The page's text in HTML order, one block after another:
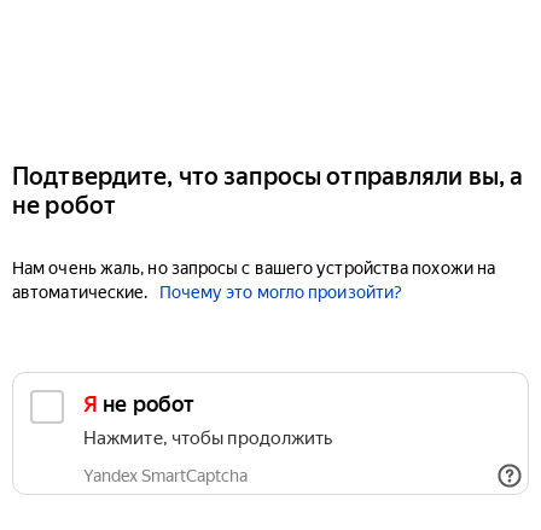
Подтвердите, что запросы отправляли вы, а
не робот
Нам очень жаль, но запросы с вашего устройства похожи на
автоматические.
Почему это могло произойти?
Я не робот
Нажмите, чтобы продолжить
Yandex SmartCaptcha